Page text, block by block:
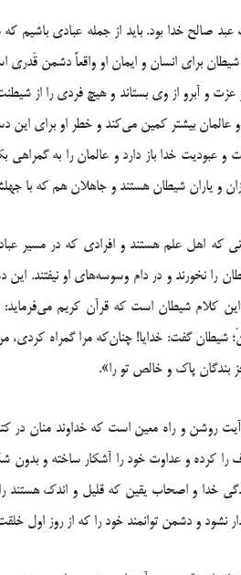
صالح خدا بود. باید از جمله عبادی باشیم
برای انسان و ایمان او واقعاً دشمن قَدری
و عزت و آبرو از وی بستاند و هیچ فردی را از
و عالمان بیشتر کمین می‌کند و خطر او برای
و عبودیت خدا باز دارد و عالمان را به
و یاران شیطان هستند و جاهلان هم که با
که اهل علم هستند و افرادی که در مسیر
را نخورند و در دام وسوسه‌های او نیفتند. این
این کلام شیطان است که قرآن کریم
شیطان گفت: خدایا! چنان‌که مرا گمراه کردی،
بندگان پاک و خالص تو را».
روشن و راه معین است که خداوند منان در
را کرده و عداوت خود را آشکار ساخته و بدون
خدا و اصحاب یقین که قلیل و اندک هستند
نشود و دشمن توانمند خود را که از روز اول